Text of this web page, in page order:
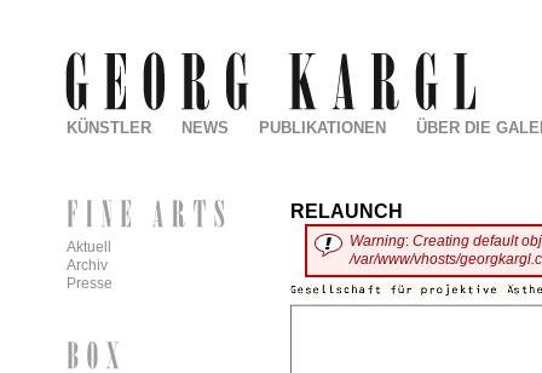
RELAUNCH
Warning: Creating default
/var/www/vhosts/
KÜNSTLER NEWS PUBLIKATIONEN ÜBER DIE
Aktuell
Archiv
Presse